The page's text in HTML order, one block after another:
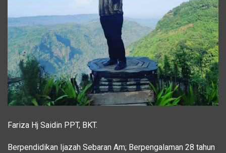
Fariza Hj Saidin PPT, BKT.
Berpendidikan Ijazah Sebaran Am; Berpengalaman 28 tahun